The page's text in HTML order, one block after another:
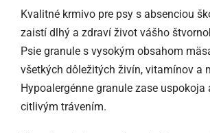
Kvalitné krmivo pre psy s absenciou
zaistí dlhý a zdraví život vášho
Psie granule s vysokým obsahom
všetkých dôležitých živín, vitamínov a
Hypoalergénne granule zase uspokoja
citlivým trávením.